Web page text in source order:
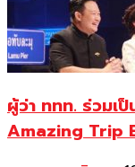
ผู้ว่า ททท. ร่วมเ
Amazing Trip